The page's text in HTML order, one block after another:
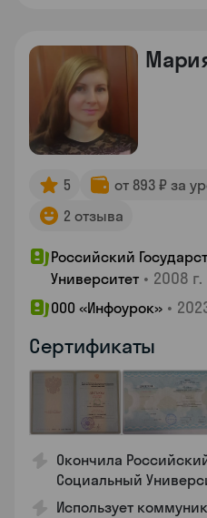
5 от 893 ₽ за
2 отзыва
Российский
Университет • 2008 г.
ООО «Инфоурок» •
Сертификаты
Окончила
Социальный
Использует